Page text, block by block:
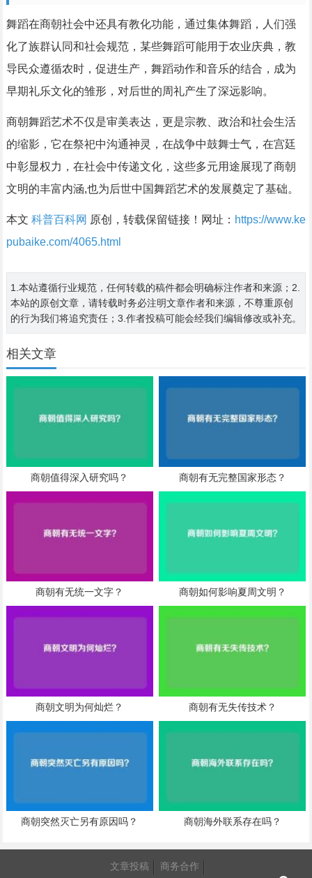
舞蹈在商朝社会中还具有教化功能，通过集体舞蹈，人们强
化了族群认同和社会规范，某些舞蹈可能用于农业庆典，教
导民众遵循农时，促进生产，舞蹈动作和音乐的结合，成为
早期礼乐文化的雏形，对后世的周礼产生了深远影响。
商朝舞蹈艺术不仅是审美表达，更是宗教、政治和社会生活
的缩影，它在祭祀中沟通神灵，在战争中鼓舞士气，在宫廷
中彰显权力，在社会中传递文化，这些多元用途展现了商朝
文明的丰富内涵,也为后世中国舞蹈艺术的发展奠定了基础。
本文 科普百科网 原创，转载保留链接！网址： https://www.ke
pubaike.com/4065.html
1.本站遵循行业规范，任何转载的稿件都会明确标注作者和来源；2.
本站的原创文章，请转载时务必注明文章作者和来源，不尊重原创
的行为我们将追究责任；3.作者投稿可能会经我们编辑修改或补充。
相关文章
商朝值得深入研究吗？ 商朝有无完整国家形态？
商朝有无统一文字？ 商朝如何影响夏周文明？
商朝文明为何灿烂？ 商朝有无失传技术？
商朝突然灭亡另有原因吗？ 商朝海外联系存在吗？
文章投稿 商务合作